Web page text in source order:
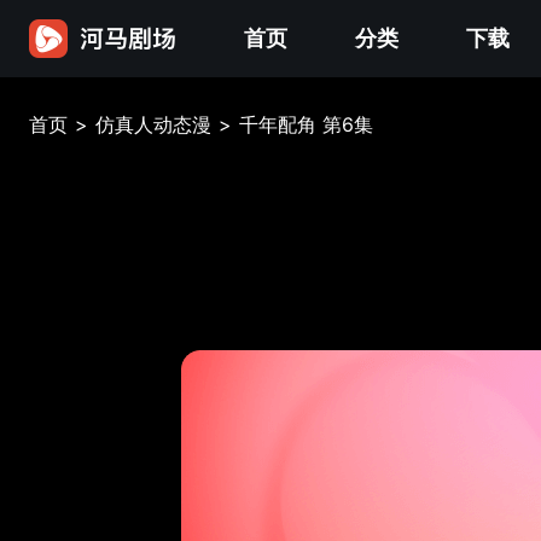
首页 分类 下载
首页 > 仿真人动态漫 > 千年配角 第6集